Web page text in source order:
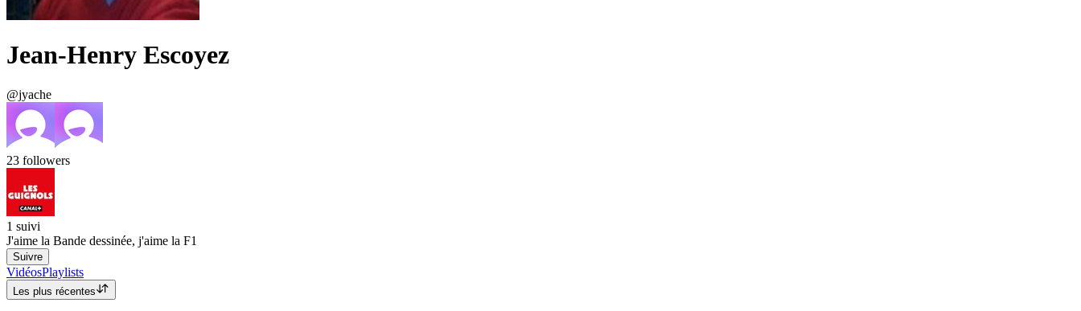
Jean-Henry Escoyez
@jyache
23 followers
1 suivi
J'aime la Bande dessinée, j'aime la F1
Suivre
VidéosPlaylists
Les plus récentes